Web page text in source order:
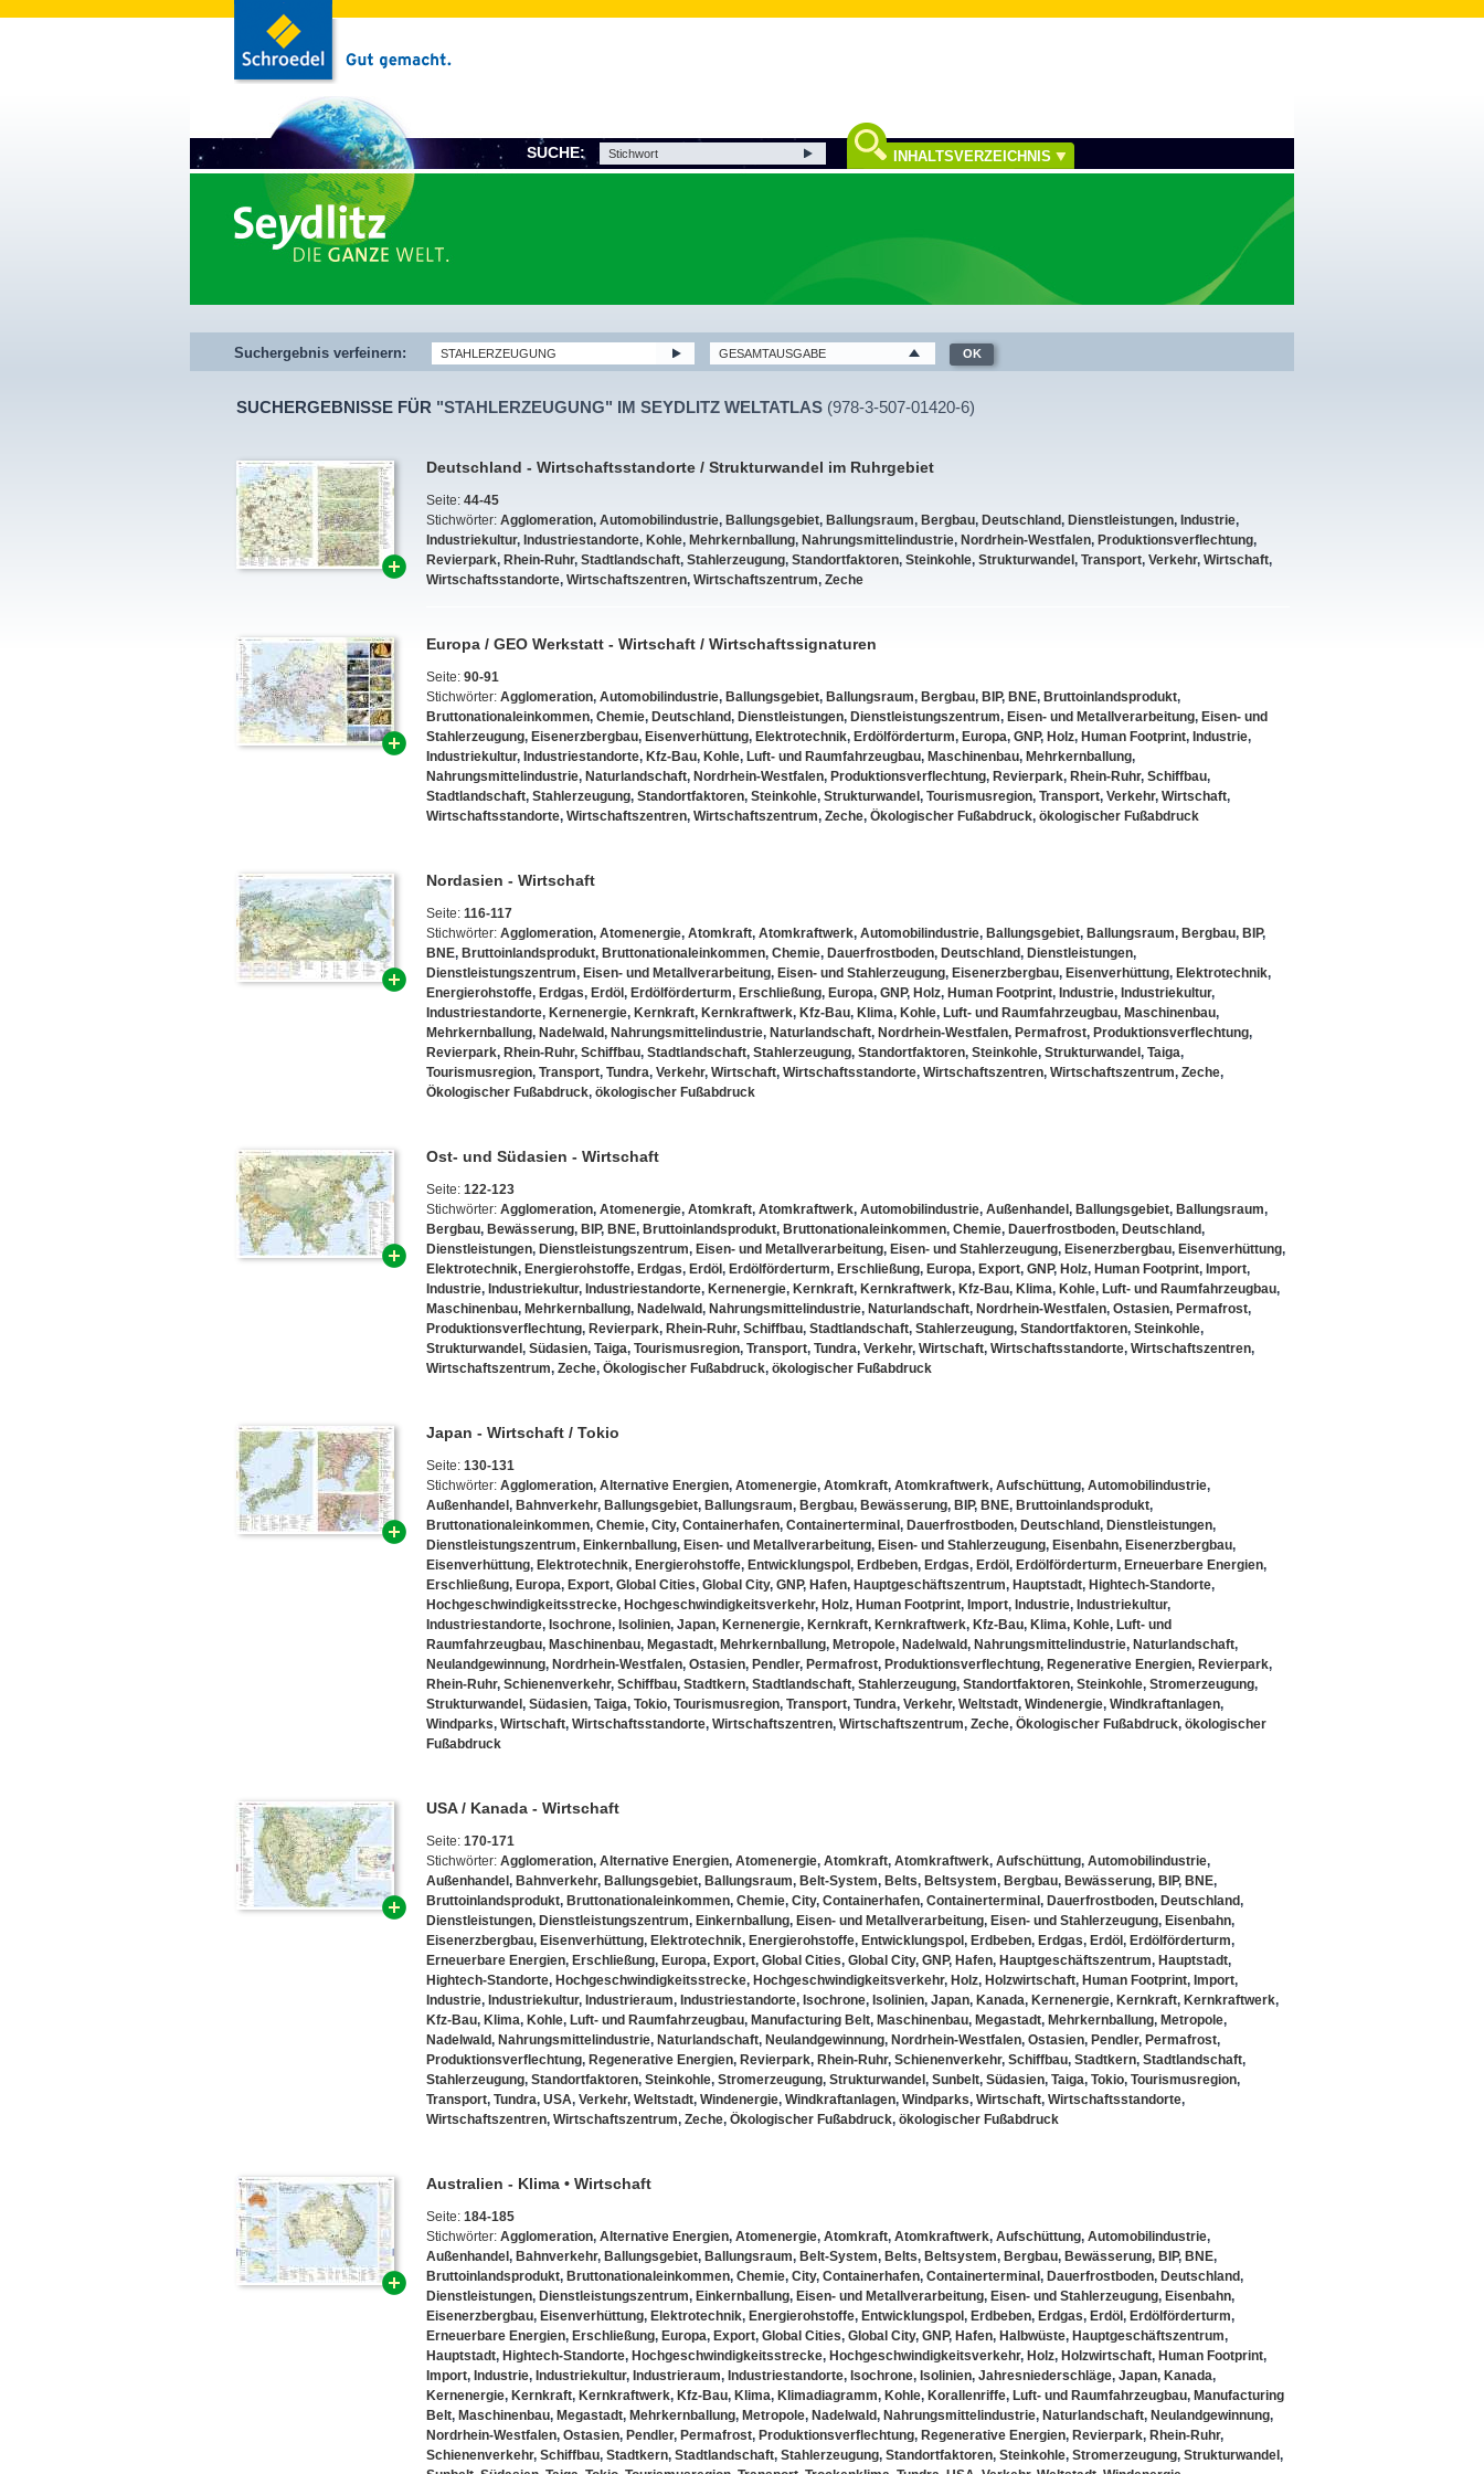
SUCHE: INHALTSVERZEICHNIS
Suchergebnis verfeinern:
SUCHERGEBNISSE FÜR "STAHLERZEUGUNG" IM SEYDLITZ WELTATLAS (978-3-507-01420-6)
Deutschland - Wirtschaftsstandorte / Strukturwandel im Ruhrgebiet
Seite: 44-45
Stichwörter: Agglomeration, Automobilindustrie, Ballungsgebiet, Ballungsraum, Bergbau, Deutschland, Dienstleistungen, Industrie,
Industriekultur, Industriestandorte, Kohle, Mehrkernballung, Nahrungsmittelindustrie, Nordrhein-Westfalen, Produktionsverflechtung,
Revierpark, Rhein-Ruhr, Stadtlandschaft, Stahlerzeugung, Standortfaktoren, Steinkohle, Strukturwandel , Transport, Verkehr, Wirtschaft,
Wirtschaftsstandorte, Wirtschaftszentren, Wirtschaftszentrum, Zeche
Europa / GEO Werkstatt - Wirtschaft / Wirtschaftssignaturen
Seite: 90-91
Stichwörter: Agglomeration, Automobilindustrie, Ballungsgebiet, Ballungsraum, Bergbau, BIP, BNE, Bruttoinlandsprodukt,
Bruttonationaleinkommen, Chemie, Deutschland, Dienstleistungen, Dienstleistungszentrum, Eisen- und Metallverarbeitung, Eisen- und
Stahlerzeugung, Eisenerzbergbau, Eisenverhüttung, Elektrotechnik, Erdölförderturm, Europa, GNP, Holz, Human Footprint, Industrie,
Industriekultur, Industriestandorte, Kfz-Bau, Kohle, Luft- und Raumfahrzeugbau, Maschinenbau, Mehrkernballung,
Nahrungsmittelindustrie, Naturlandschaft, Nordrhein-Westfalen, Produktionsverflechtung, Revierpark, Rhein-Ruhr, Schiffbau,
Stadtlandschaft, Stahlerzeugung, Standortfaktoren, Steinkohle, Strukturwandel , Tourismusregion, Transport, Verkehr, Wirtschaft,
Wirtschaftsstandorte, Wirtschaftszentren, Wirtschaftszentrum, Zeche, Ökologischer Fußabdruck, ökologischer Fußabdruck
Nordasien - Wirtschaft
Seite: 116-117
Stichwörter: Agglomeration, Atomenergie, Atomkraft, Atomkraftwerk, Automobilindustrie, Ballungsgebiet, Ballungsraum, Bergbau, BIP,
BNE, Bruttoinlandsprodukt, Bruttonationaleinkommen, Chemie, Dauerfrostboden, Deutschland, Dienstleistungen,
Dienstleistungszentrum, Eisen- und Metallverarbeitung, Eisen- und Stahlerzeugung, Eisenerzbergbau, Eisenverhüttung, Elektrotechnik,
Energierohstoffe, Erdgas, Erdöl , Erdölförderturm, Erschließung, Europa, GNP, Holz, Human Footprint, Industrie, Industriekultur,
Industriestandorte, Kernenergie, Kernkraft, Kernkraftwerk, Kfz-Bau, Klima, Kohle, Luft- und Raumfahrzeugbau, Maschinenbau,
Mehrkernballung, Nadelwald, Nahrungsmittelindustrie, Naturlandschaft, Nordrhein-Westfalen, Permafrost, Produktionsverflechtung,
Revierpark, Rhein-Ruhr, Schiffbau, Stadtlandschaft, Stahlerzeugung, Standortfaktoren, Steinkohle, Strukturwandel , Taiga,
Tourismusregion, Transport, Tundra, Verkehr, Wirtschaft, Wirtschaftsstandorte, Wirtschaftszentren, Wirtschaftszentrum, Zeche,
Ökologischer Fußabdruck, ökologischer Fußabdruck
Ost- und Südasien - Wirtschaft
Seite: 122-123
Stichwörter: Agglomeration, Atomenergie, Atomkraft, Atomkraftwerk, Automobilindustrie, Außenhandel , Ballungsgebiet, Ballungsraum,
Bergbau, Bewässerung, BIP, BNE, Bruttoinlandsprodukt, Bruttonationaleinkommen, Chemie, Dauerfrostboden, Deutschland,
Dienstleistungen, Dienstleistungszentrum, Eisen- und Metallverarbeitung, Eisen- und Stahlerzeugung, Eisenerzbergbau, Eisenverhüttung,
Elektrotechnik, Energierohstoffe, Erdgas, Erdöl , Erdölförderturm, Erschließung, Europa, Export, GNP, Holz, Human Footprint, Import,
Industrie, Industriekultur, Industriestandorte, Kernenergie, Kernkraft, Kernkraftwerk, Kfz-Bau, Klima, Kohle, Luft- und Raumfahrzeugbau,
Maschinenbau, Mehrkernballung, Nadelwald, Nahrungsmittelindustrie, Naturlandschaft, Nordrhein-Westfalen, Ostasien, Permafrost,
Produktionsverflechtung, Revierpark, Rhein-Ruhr, Schiffbau, Stadtlandschaft, Stahlerzeugung, Standortfaktoren, Steinkohle,
Strukturwandel , Südasien, Taiga, Tourismusregion, Transport, Tundra, Verkehr, Wirtschaft, Wirtschaftsstandorte, Wirtschaftszentren,
Wirtschaftszentrum, Zeche, Ökologischer Fußabdruck, ökologischer Fußabdruck
Japan - Wirtschaft / Tokio
Seite: 130-131
Stichwörter: Agglomeration, Alternative Energien, Atomenergie, Atomkraft, Atomkraftwerk, Aufschüttung, Automobilindustrie,
Außenhandel , Bahnverkehr, Ballungsgebiet, Ballungsraum, Bergbau, Bewässerung, BIP, BNE, Bruttoinlandsprodukt,
Bruttonationaleinkommen, Chemie, City, Containerhafen, Containerterminal , Dauerfrostboden, Deutschland, Dienstleistungen,
Dienstleistungszentrum, Einkernballung, Eisen- und Metallverarbeitung, Eisen- und Stahlerzeugung, Eisenbahn, Eisenerzbergbau,
Eisenverhüttung, Elektrotechnik, Energierohstoffe, Entwicklungspol , Erdbeben, Erdgas, Erdöl , Erdölförderturm, Erneuerbare Energien,
Erschließung, Europa, Export, Global Cities, Global City, GNP, Hafen, Hauptgeschäftszentrum, Hauptstadt, Hightech-Standorte,
Hochgeschwindigkeitsstrecke, Hochgeschwindigkeitsverkehr, Holz, Human Footprint, Import, Industrie, Industriekultur,
Industriestandorte, Isochrone, Isolinien, Japan, Kernenergie, Kernkraft, Kernkraftwerk, Kfz-Bau, Klima, Kohle, Luft- und
Raumfahrzeugbau, Maschinenbau, Megastadt, Mehrkernballung, Metropole, Nadelwald, Nahrungsmittelindustrie, Naturlandschaft,
Neulandgewinnung, Nordrhein-Westfalen, Ostasien, Pendler, Permafrost, Produktionsverflechtung, Regenerative Energien, Revierpark,
Rhein-Ruhr, Schienenverkehr, Schiffbau, Stadtkern, Stadtlandschaft, Stahlerzeugung, Standortfaktoren, Steinkohle, Stromerzeugung,
Strukturwandel , Südasien, Taiga, Tokio, Tourismusregion, Transport, Tundra, Verkehr, Weltstadt, Windenergie, Windkraftanlagen,
Windparks, Wirtschaft, Wirtschaftsstandorte, Wirtschaftszentren, Wirtschaftszentrum, Zeche, Ökologischer Fußabdruck, ökologischer
Fußabdruck
USA / Kanada - Wirtschaft
Seite: 170-171
Stichwörter: Agglomeration, Alternative Energien, Atomenergie, Atomkraft, Atomkraftwerk, Aufschüttung, Automobilindustrie,
Außenhandel , Bahnverkehr, Ballungsgebiet, Ballungsraum, Belt-System, Belts, Beltsystem, Bergbau, Bewässerung, BIP, BNE,
Bruttoinlandsprodukt, Bruttonationaleinkommen, Chemie, City, Containerhafen, Containerterminal , Dauerfrostboden, Deutschland,
Dienstleistungen, Dienstleistungszentrum, Einkernballung, Eisen- und Metallverarbeitung, Eisen- und Stahlerzeugung, Eisenbahn,
Eisenerzbergbau, Eisenverhüttung, Elektrotechnik, Energierohstoffe, Entwicklungspol , Erdbeben, Erdgas, Erdöl , Erdölförderturm,
Erneuerbare Energien, Erschließung, Europa, Export, Global Cities, Global City, GNP, Hafen, Hauptgeschäftszentrum, Hauptstadt,
Hightech-Standorte, Hochgeschwindigkeitsstrecke, Hochgeschwindigkeitsverkehr, Holz, Holzwirtschaft, Human Footprint, Import,
Industrie, Industriekultur, Industrieraum, Industriestandorte, Isochrone, Isolinien, Japan, Kanada, Kernenergie, Kernkraft, Kernkraftwerk,
Kfz-Bau, Klima, Kohle, Luft- und Raumfahrzeugbau, Manufacturing Belt, Maschinenbau, Megastadt, Mehrkernballung, Metropole,
Nadelwald, Nahrungsmittelindustrie, Naturlandschaft, Neulandgewinnung, Nordrhein-Westfalen, Ostasien, Pendler, Permafrost,
Produktionsverflechtung, Regenerative Energien, Revierpark, Rhein-Ruhr, Schienenverkehr, Schiffbau, Stadtkern, Stadtlandschaft,
Stahlerzeugung, Standortfaktoren, Steinkohle, Stromerzeugung, Strukturwandel , Sunbelt, Südasien, Taiga, Tokio, Tourismusregion,
Transport, Tundra, USA, Verkehr, Weltstadt, Windenergie, Windkraftanlagen, Windparks, Wirtschaft, Wirtschaftsstandorte,
Wirtschaftszentren, Wirtschaftszentrum, Zeche, Ökologischer Fußabdruck, ökologischer Fußabdruck
Australien - Klima • Wirtschaft
Seite: 184-185
Stichwörter: Agglomeration, Alternative Energien, Atomenergie, Atomkraft, Atomkraftwerk, Aufschüttung, Automobilindustrie,
Außenhandel , Bahnverkehr, Ballungsgebiet, Ballungsraum, Belt-System, Belts, Beltsystem, Bergbau, Bewässerung, BIP, BNE,
Bruttoinlandsprodukt, Bruttonationaleinkommen, Chemie, City, Containerhafen, Containerterminal , Dauerfrostboden, Deutschland,
Dienstleistungen, Dienstleistungszentrum, Einkernballung, Eisen- und Metallverarbeitung, Eisen- und Stahlerzeugung, Eisenbahn,
Eisenerzbergbau, Eisenverhüttung, Elektrotechnik, Energierohstoffe, Entwicklungspol , Erdbeben, Erdgas, Erdöl , Erdölförderturm,
Erneuerbare Energien, Erschließung, Europa, Export, Global Cities, Global City, GNP, Hafen, Halbwüste, Hauptgeschäftszentrum,
Hauptstadt, Hightech-Standorte, Hochgeschwindigkeitsstrecke, Hochgeschwindigkeitsverkehr, Holz, Holzwirtschaft, Human Footprint,
Import, Industrie, Industriekultur, Industrieraum, Industriestandorte, Isochrone, Isolinien, Jahresniederschläge, Japan, Kanada,
Kernenergie, Kernkraft, Kernkraftwerk, Kfz-Bau, Klima, Klimadiagramm, Kohle, Korallenriffe, Luft- und Raumfahrzeugbau, Manufacturing
Belt, Maschinenbau, Megastadt, Mehrkernballung, Metropole, Nadelwald, Nahrungsmittelindustrie, Naturlandschaft, Neulandgewinnung,
Nordrhein-Westfalen, Ostasien, Pendler, Permafrost, Produktionsverflechtung, Regenerative Energien, Revierpark, Rhein-Ruhr,
Schienenverkehr, Schiffbau, Stadtkern, Stadtlandschaft, Stahlerzeugung, Standortfaktoren, Steinkohle, Stromerzeugung, Strukturwandel ,